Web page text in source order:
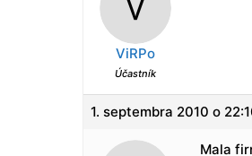
ViRPo
Účastník
1. septembra 2010 o
Mala